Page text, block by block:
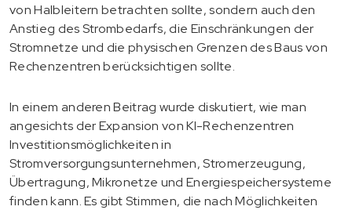
von Halbleitern betrachten sollte, sondern auch den
Anstieg des Strombedarfs, die Einschränkungen der
Stromnetze und die physischen Grenzen des Baus von
Rechenzentren berücksichtigen sollte.
In einem anderen Beitrag wurde diskutiert, wie man
angesichts der Expansion von KI-Rechenzentren
Investitionsmöglichkeiten in
Stromversorgungsunternehmen, Stromerzeugung,
Übertragung, Mikronetze und Energiespeichersysteme
finden kann. Es gibt Stimmen, die nach Möglichkeiten